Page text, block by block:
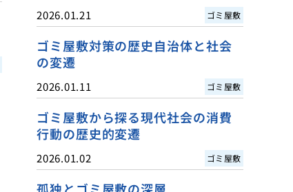
2026.01.21 ゴミ屋敷
ゴミ屋敷対策の歴史自治体と社会
の変遷
2026.01.11 ゴミ屋敷
ゴミ屋敷から探る現代社会の消費
行動の歴史的変遷
2026.01.02 ゴミ屋敷